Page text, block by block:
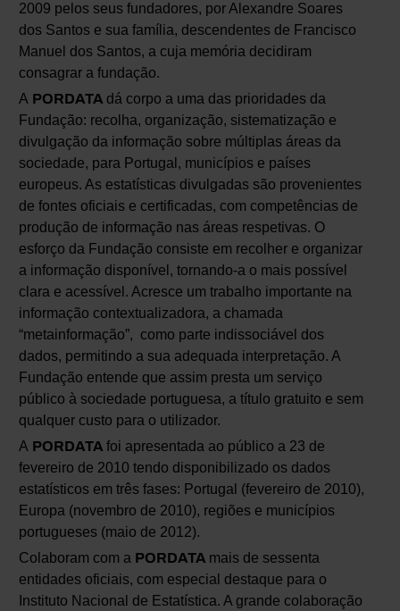
2009 pelos seus fundadores, por Alexandre Soares
dos Santos e sua família, descendentes de Francisco
Manuel dos Santos, a cuja memória decidiram
consagrar a fundação.
A PORDATA dá corpo a uma das prioridades da
Fundação: recolha, organização, sistematização e
divulgação da informação sobre múltiplas áreas da
sociedade, para Portugal, municípios e países
europeus. As estatísticas divulgadas são provenientes
de fontes oficiais e certificadas, com competências de
produção de informação nas áreas respetivas. O
esforço da Fundação consiste em recolher e organizar
a informação disponível, tornando-a o mais possível
clara e acessível. Acresce um trabalho importante na
informação contextualizadora, a chamada
“metainformação”, como parte indissociável dos
dados, permitindo a sua adequada interpretação. A
Fundação entende que assim presta um serviço
público à sociedade portuguesa, a título gratuito e sem
qualquer custo para o utilizador.
A PORDATA foi apresentada ao público a 23 de
fevereiro de 2010 tendo disponibilizado os dados
estatísticos em três fases: Portugal (fevereiro de 2010),
Europa (novembro de 2010), regiões e municípios
portugueses (maio de 2012).
Colaboram com a PORDATA mais de sessenta
entidades oficiais, com especial destaque para o
Instituto Nacional de Estatística. A grande colaboração